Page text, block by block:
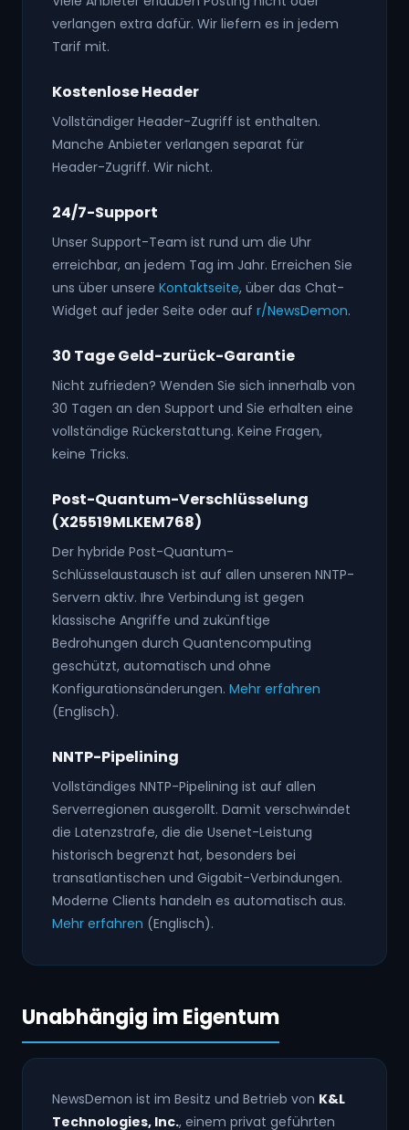
verlangen extra dafür. Wir liefern es in jedem
Tarif mit.
Kostenlose Header
Vollständiger Header-Zugriff ist enthalten.
Manche Anbieter verlangen separat für
Header-Zugriff. Wir nicht.
24/7-Support
Unser Support-Team ist rund um die Uhr
erreichbar, an jedem Tag im Jahr. Erreichen Sie
uns über unsere Kontaktseite, über das Chat-
Widget auf jeder Seite oder auf r/NewsDemon.
30 Tage Geld-zurück-Garantie
Nicht zufrieden? Wenden Sie sich innerhalb von
30 Tagen an den Support und Sie erhalten eine
vollständige Rückerstattung. Keine Fragen,
keine Tricks.
Post-Quantum-Verschlüsselung
(X25519MLKEM768)
Der hybride Post-Quantum-
Schlüsselaustausch ist auf allen unseren NNTP-
Servern aktiv. Ihre Verbindung ist gegen
klassische Angriffe und zukünftige
Bedrohungen durch Quantencomputing
geschützt, automatisch und ohne
Konfigurationsänderungen. Mehr erfahren
(Englisch).
NNTP-Pipelining
Vollständiges NNTP-Pipelining ist auf allen
Serverregionen ausgerollt. Damit verschwindet
die Latenzstrafe, die die Usenet-Leistung
historisch begrenzt hat, besonders bei
transatlantischen und Gigabit-Verbindungen.
Moderne Clients handeln es automatisch aus.
Mehr erfahren (Englisch).
Unabhängig im Eigentum
NewsDemon ist im Besitz und Betrieb von K&L
Technologies, Inc., einem privat geführten